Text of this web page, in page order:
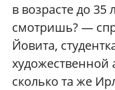
в возрасте до 35
смотришь? —
Йовита,
сколько та же